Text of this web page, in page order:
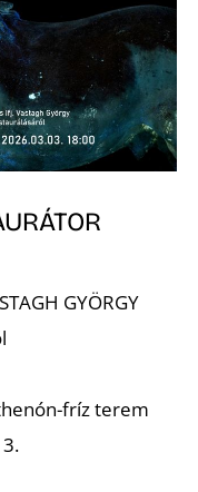
GYÖRGY
fríz terem